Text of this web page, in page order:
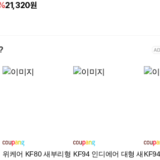
21,320원
위케어 KF80 새부리형 KF94 인디에어 대형 새